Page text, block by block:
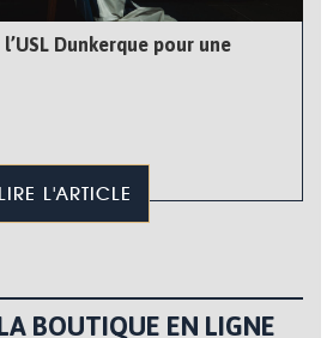
Dunkerque pour une
LIRE L'ARTICLE
BOUTIQUE EN LIGNE